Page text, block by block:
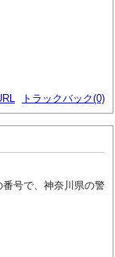
トラックバック(0)
号で、神奈川県の警